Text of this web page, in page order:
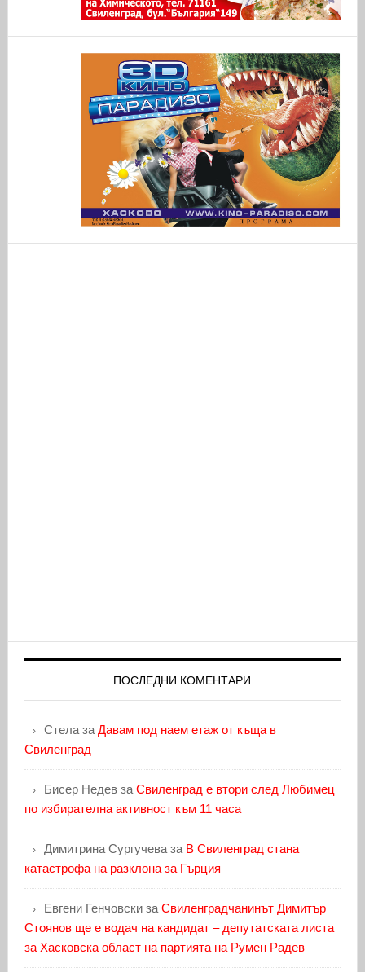
ПОСЛЕДНИ КОМЕНТАРИ
Стелаза Давам под наем етаж от къща в
Свиленград
Бисер Недевза Свиленград е втори след Любимец
по избирателна активност към 11 часа
Димитрина Сургучеваза В Свиленград стана
катастрофа на разклона за Гърция
Евгени Генчовскиза Свиленградчанинът Димитър
Стоянов ще е водач на кандидат – депутатската листа
за Хасковска област на партията на Румен Радев